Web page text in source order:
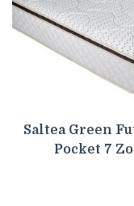
Saltea Green
Pocket 7